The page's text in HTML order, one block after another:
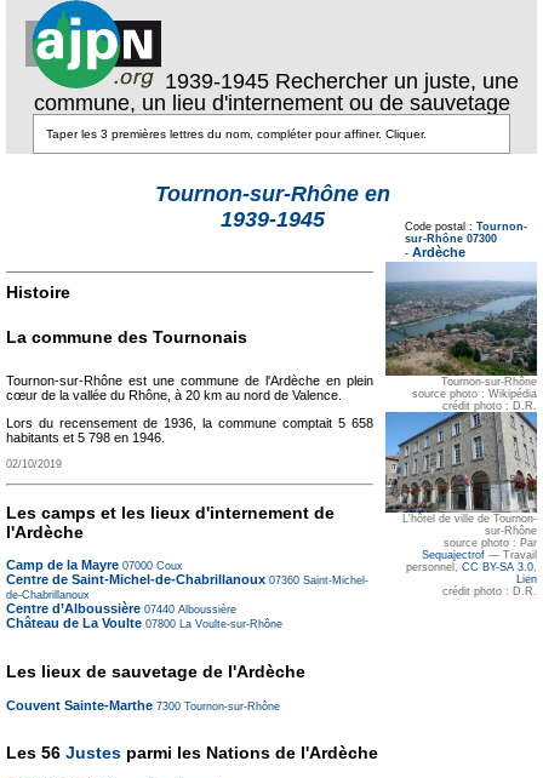
1939-1945 Rechercher un juste, une
commune, un lieu d'internement ou de sauvetage
Tournon-sur-Rhône en
1939-1945
Code postal : Tournon-
sur-Rhône 07300
- Ardèche
Tournon-sur-Rhône
source photo : Wikipédia
crédit photo : D.R.
L'hôtel de ville de Tournon-
sur-Rhône
source photo : Par
Sequajectrof — Travail
personnel , CC BY-SA 3.0,
Lien
crédit photo : D.R.
Histoire
La commune des Tournonais
Tournon-sur-Rhône est une commune de l'Ardèche en plein
cœur de la vallée du Rhône, à 20 km au nord de Valence.
Lors du recensement de 1936, la commune comptait 5 658
habitants et 5 798 en 1946.
02/10/2019
Les camps et les lieux d'internement de
l'Ardèche
Camp de la Mayre 07000 Coux
Centre de Saint-Michel-de-Chabrillanoux 07360 Saint-Michel-
de-Chabrillanoux
Centre d’Alboussière 07440 Alboussière
Château de La Voulte 07800 La Voulte-sur-Rhône
Les lieux de sauvetage de l'Ardèche
Couvent Sainte-Marthe 7300 Tournon-sur-Rhône
Les 56 Justes parmi les Nations de l'Ardèche